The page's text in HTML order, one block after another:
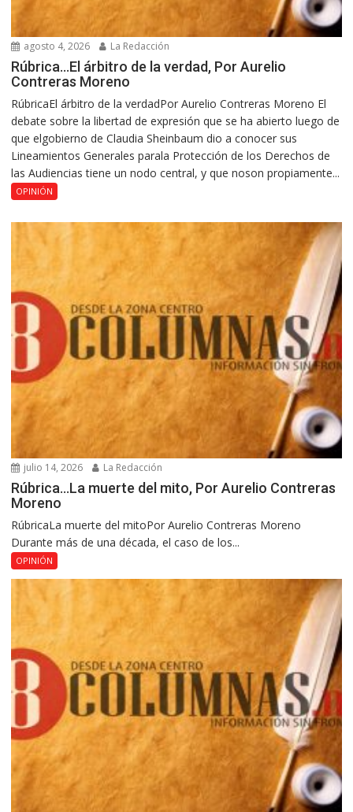
agosto 4, 2026 La Redacción
Rúbrica…El árbitro de la verdad, Por Aurelio
Contreras Moreno
RúbricaEl árbitro de la verdadPor Aurelio Contreras Moreno El
debate sobre la libertad de expresión que se ha abierto luego de
que elgobierno de Claudia Sheinbaum dio a conocer sus
Lineamientos Generales parala Protección de los Derechos de
las Audiencias tiene un nodo central, y que noson propiamente...
OPINIÓN
julio 14, 2026 La Redacción
Rúbrica…La muerte del mito, Por Aurelio Contreras
Moreno
RúbricaLa muerte del mitoPor Aurelio Contreras Moreno
Durante más de una década, el caso de los...
OPINIÓN